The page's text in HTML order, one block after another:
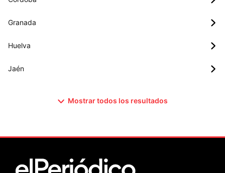
Granada
Huelva
Jaén
Mostrar todos los resultados